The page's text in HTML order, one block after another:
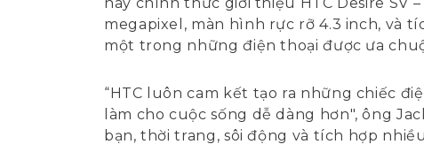
megapixel, màn hình rực rỡ 4.3 inch, và
một trong những điện thoại được ưa
“HTC luôn cam kết tạo ra những chiếc
làm cho cuộc sống dễ dàng hơn", ông
bạn, thời trang, sôi động và tích hợp